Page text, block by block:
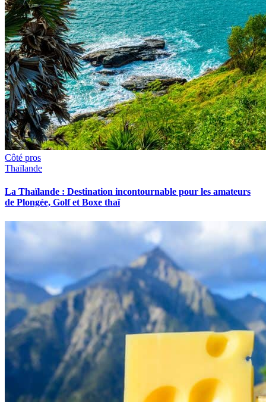
Côté pros
Thaïlande
La Thaïlande : Destination incontournable pour les amateurs
de Plongée, Golf et Boxe thaï